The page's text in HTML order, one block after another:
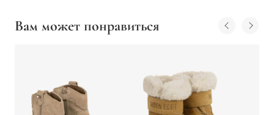
Вам может понравиться